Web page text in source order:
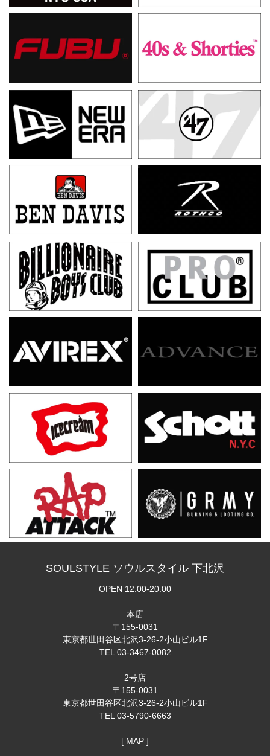
SOULSTYLE ソウルスタイル 下北沢
OPEN 12:00-20:00
本店
〒155-0031
東京都世田谷区北沢3-26-2小山ビル1F
TEL 03-3467-0082
2号店
〒155-0031
東京都世田谷区北沢3-26-2小山ビル1F
TEL 03-5790-6663
[ MAP ]